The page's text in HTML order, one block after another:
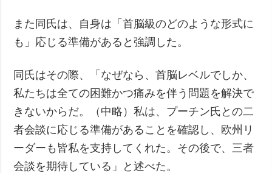
また同氏は、自身は「首脳級のどのような形式に
も」応じる準備があると強調した。
同氏はその際、「なぜなら、首脳レベルでしか、
私たちは全ての困難かつ痛みを伴う問題を解決で
きないからだ。（中略）私は、プーチン氏との二
者会談に応じる準備があることを確認し、欧州リ
ーダーも皆私を支持してくれた。その後で、三者
会談を期待している」と述べた。